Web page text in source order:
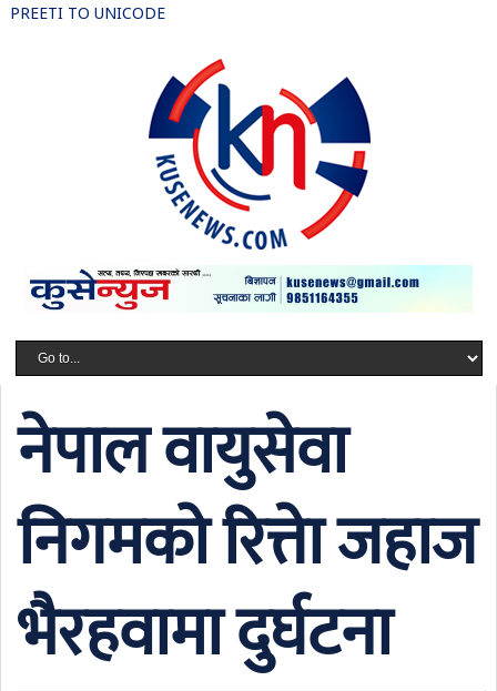
PREETI TO UNICODE
नेपाल वायुसेवा
निगमको रित्ताे जहाज
भैरहवामा दुर्घटना